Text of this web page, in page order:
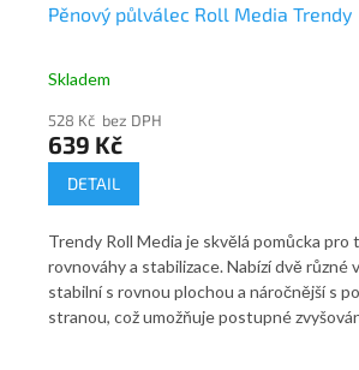
Pěnový půlválec Roll Media Trendy
Skladem
528 Kč bez DPH
639 Kč
DETAIL
Trendy Roll Media je skvělá pomůcka pro
rovnováhy a stabilizace. Nabízí dvě různé
stabilní s rovnou plochou a náročnější s
stranou, což umožňuje postupné